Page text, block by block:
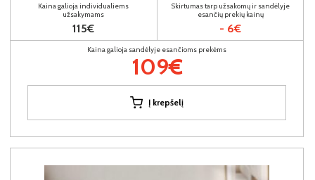
Kaina galioja individualiems
užsakymams
115€
Skirtumas tarp užsakomų ir sandėlyje
esančių prekių kainų
- 6€
Kaina galioja sandėlyje esančioms prekėms
109€
Į krepšelį